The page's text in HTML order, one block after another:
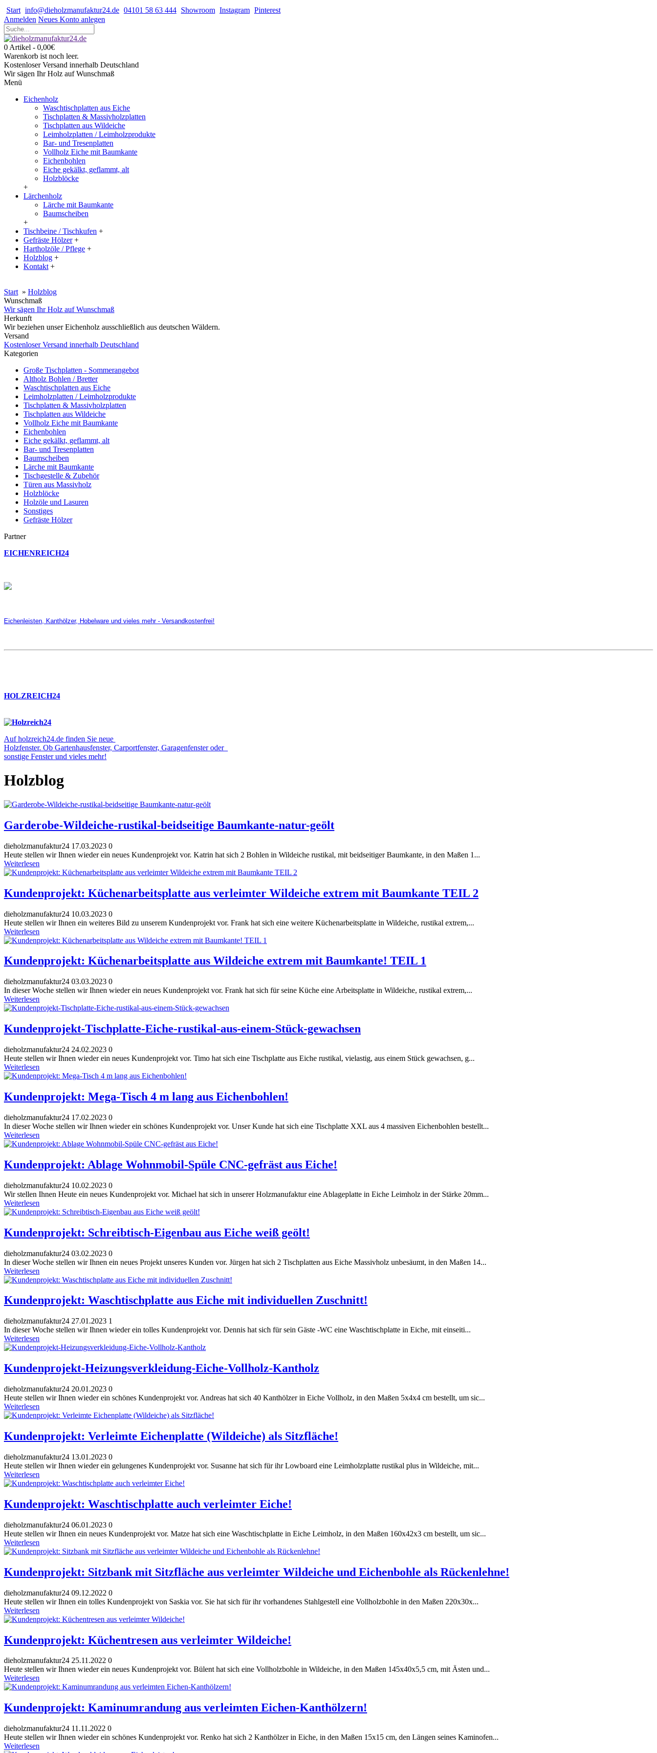
Start info@dieholzmanufaktur24.de 04101 58 63 444 Showroom Instagram Pinterest
Anmelden Neues Konto anlegen
0 Artikel - 0,00€
Warenkorb ist noch leer.
Kostenloser Versand innerhalb Deutschland
Wir sägen Ihr Holz auf Wunschmaß
Menü
Eichenholz
Waschtischplatten aus Eiche
Tischplatten & Massivholzplatten
Tischplatten aus Wildeiche
Leimholzplatten / Leimholzprodukte
Bar- und Tresenplatten
Vollholz Eiche mit Baumkante
Eichenbohlen
Eiche gekälkt, geflammt, alt
Holzblöcke
+
Lärchenholz
Lärche mit Baumkante
Baumscheiben
+
Tischbeine / Tischkufen +
Gefräste Hölzer +
Hartholzöle / Pflege +
Holzblog +
Kontakt +
Start » Holzblog
Wunschmaß
Wir sägen Ihr Holz auf Wunschmaß
Herkunft
Wir beziehen unser Eichenholz ausschließlich aus deutschen Wäldern.
Versand
Kostenloser Versand innerhalb Deutschland
Kategorien
Große Tischplatten - Sommerangebot
Altholz Bohlen / Bretter
Waschtischplatten aus Eiche
Leimholzplatten / Leimholzprodukte
Tischplatten & Massivholzplatten
Tischplatten aus Wildeiche
Vollholz Eiche mit Baumkante
Eichenbohlen
Eiche gekälkt, geflammt, alt
Bar- und Tresenplatten
Baumscheiben
Lärche mit Baumkante
Tischgestelle & Zubehör
Türen aus Massivholz
Holzblöcke
Holzöle und Lasuren
Sonstiges
Gefräste Hölzer
Partner
EICHENREICH24
Eichenleisten, Kanthölzer, Hobelware und vieles mehr - Versandkostenfrei!
HOLZREICH24
Auf holzreich24.de finden Sie neue
Holzfenster. Ob Gartenhausfenster, Carportfenster, Garagenfenster oder
sonstige Fenster und vieles mehr!
Holzblog
Garderobe-Wildeiche-rustikal-beidseitige Baumkante-natur-geölt
dieholzmanufaktur24 17.03.2023 0
Heute stellen wir Ihnen wieder ein neues Kundenprojekt vor. Katrin hat sich 2 Bohlen in Wildeiche rustikal, mit beidseitiger Baumkante, in den Maßen 1...
Weiterlesen
Kundenprojekt: Küchenarbeitsplatte aus verleimter Wildeiche extrem mit Baumkante TEIL 2
dieholzmanufaktur24 10.03.2023 0
Heute stellen wir Ihnen ein weiteres Bild zu unserem Kundenprojekt vor. Frank hat sich eine weitere Küchenarbeitsplatte in Wildeiche, rustikal extrem,...
Weiterlesen
Kundenprojekt: Küchenarbeitsplatte aus Wildeiche extrem mit Baumkante! TEIL 1
dieholzmanufaktur24 03.03.2023 0
In dieser Woche stellen wir Ihnen wieder ein neues Kundenprojekt vor. Frank hat sich für seine Küche eine Arbeitsplatte in Wildeiche, rustikal extrem,...
Weiterlesen
Kundenprojekt-Tischplatte-Eiche-rustikal-aus-einem-Stück-gewachsen
dieholzmanufaktur24 24.02.2023 0
Heute stellen wir Ihnen wieder ein neues Kundenprojekt vor. Timo hat sich eine Tischplatte aus Eiche rustikal, vielastig, aus einem Stück gewachsen, g...
Weiterlesen
Kundenprojekt: Mega-Tisch 4 m lang aus Eichenbohlen!
dieholzmanufaktur24 17.02.2023 0
In dieser Woche stellen wir Ihnen wieder ein schönes Kundenprojekt vor. Unser Kunde hat sich eine Tischplatte XXL aus 4 massiven Eichenbohlen bestellt...
Weiterlesen
Kundenprojekt: Ablage Wohnmobil-Spüle CNC-gefräst aus Eiche!
dieholzmanufaktur24 10.02.2023 0
Wir stellen Ihnen Heute ein neues Kundenprojekt vor. Michael hat sich in unserer Holzmanufaktur eine Ablageplatte in Eiche Leimholz in der Stärke 20mm...
Weiterlesen
Kundenprojekt: Schreibtisch-Eigenbau aus Eiche weiß geölt!
dieholzmanufaktur24 03.02.2023 0
In dieser Woche stellen wir Ihnen ein neues Projekt unseres Kunden vor. Jürgen hat sich 2 Tischplatten aus Eiche Massivholz unbesäumt, in den Maßen 14...
Weiterlesen
Kundenprojekt: Waschtischplatte aus Eiche mit individuellen Zuschnitt!
dieholzmanufaktur24 27.01.2023 1
In dieser Woche stellen wir Ihnen wieder ein tolles Kundenprojekt vor. Dennis hat sich für sein Gäste -WC eine Waschtischplatte in Eiche, mit einseiti...
Weiterlesen
Kundenprojekt-Heizungsverkleidung-Eiche-Vollholz-Kantholz
dieholzmanufaktur24 20.01.2023 0
Heute stellen wir Ihnen wieder ein schönes Kundenprojekt vor. Andreas hat sich 40 Kanthölzer in Eiche Vollholz, in den Maßen 5x4x4 cm bestellt, um sic...
Weiterlesen
Kundenprojekt: Verleimte Eichenplatte (Wildeiche) als Sitzfläche!
dieholzmanufaktur24 13.01.2023 0
Heute stellen wir Ihnen wieder ein gelungenes Kundenprojekt vor. Susanne hat sich für ihr Lowboard eine Leimholzplatte rustikal plus in Wildeiche, mit...
Weiterlesen
Kundenprojekt: Waschtischplatte auch verleimter Eiche!
dieholzmanufaktur24 06.01.2023 0
Heute stellen wir Ihnen ein neues Kundenprojekt vor. Matze hat sich eine Waschtischplatte in Eiche Leimholz, in den Maßen 160x42x3 cm bestellt, um sic...
Weiterlesen
Kundenprojekt: Sitzbank mit Sitzfläche aus verleimter Wildeiche und Eichenbohle als Rückenlehne!
dieholzmanufaktur24 09.12.2022 0
Heute stellen wir Ihnen ein tolles Kundenprojekt von Saskia vor. Sie hat sich für ihr vorhandenes Stahlgestell eine Vollholzbohle in den Maßen 220x30x...
Weiterlesen
Kundenprojekt: Küchentresen aus verleimter Wildeiche!
dieholzmanufaktur24 25.11.2022 0
Heute stellen wir Ihnen wieder ein neues Kundenprojekt vor. Bülent hat sich eine Vollholzbohle in Wildeiche, in den Maßen 145x40x5,5 cm, mit Ästen und...
Weiterlesen
Kundenprojekt: Kaminumrandung aus verleimten Eichen-Kanthölzern!
dieholzmanufaktur24 11.11.2022 0
Heute stellen wir Ihnen wieder ein schönes Kundenprojekt vor. Renko hat sich 2 Kanthölzer in Eiche, in den Maßen 15x15 cm, den Längen seines Kaminofen...
Weiterlesen